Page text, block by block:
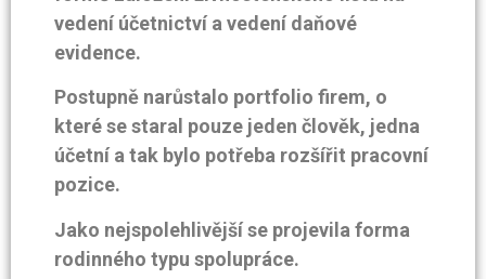
vedení účetnictví a vedení daňové
evidence.
Postupně narůstalo portfolio firem, o
které se staral pouze jeden člověk, jedna
účetní a tak bylo potřeba rozšířit pracovní
pozice.
Jako nejspolehlivější se projevila forma
rodinného typu spolupráce.